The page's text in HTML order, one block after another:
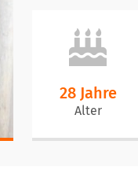
28 Jahre
Alter